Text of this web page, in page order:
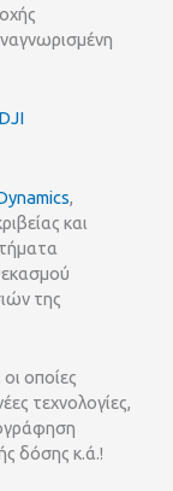
DJI
,
και
της
οποίες
τεχνολογίες,
δόσης κ.ά.!